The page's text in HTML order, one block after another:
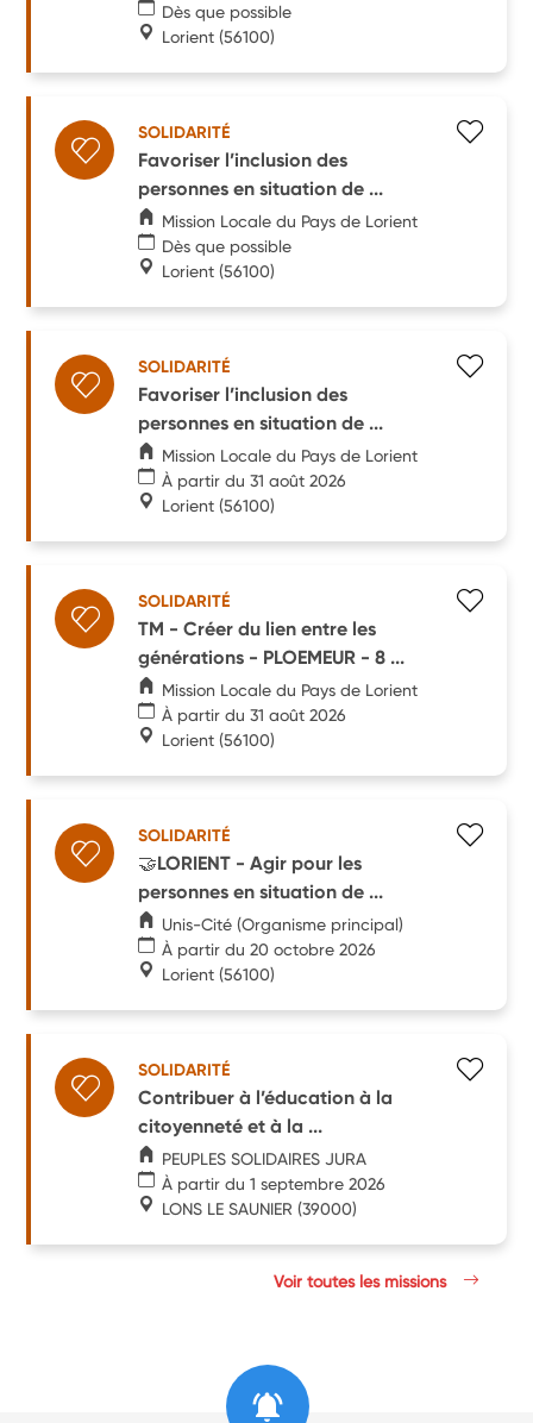
Dès que possible
Lorient (56100)
SOLIDARITÉ
Favoriser l’inclusion des
personnes en situation de ...
Mission Locale du Pays de Lorient
Dès que possible
Lorient (56100)
SOLIDARITÉ
Favoriser l’inclusion des
personnes en situation de ...
Mission Locale du Pays de Lorient
À partir du 31 août 2026
Lorient (56100)
SOLIDARITÉ
TM - Créer du lien entre les
générations - PLOEMEUR - 8 ...
Mission Locale du Pays de Lorient
À partir du 31 août 2026
Lorient (56100)
SOLIDARITÉ
🤝LORIENT - Agir pour les
personnes en situation de ...
Unis-Cité (Organisme principal)
À partir du 20 octobre 2026
Lorient (56100)
SOLIDARITÉ
Contribuer à l’éducation à la
citoyenneté et à la ...
PEUPLES SOLIDAIRES JURA
À partir du 1 septembre 2026
LONS LE SAUNIER (39000)
Voir toutes les missions